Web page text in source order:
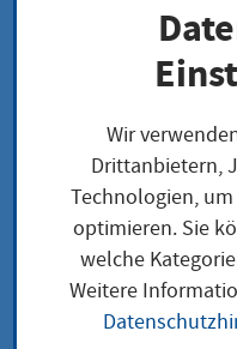
Lokale Anliegen
Beglaubigter
Geburtenregister
Wir
Drittanbietern,
Technologien,
optimieren. Sie
welche
Weitere